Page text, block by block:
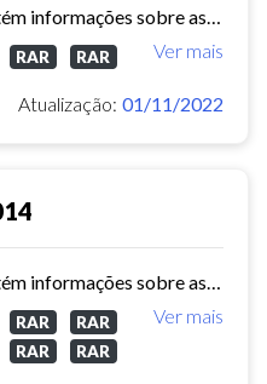
Ver mais
RAR RAR
Atualização: 01/11/2022
Ver mais
RAR
RAR
RAR RAR